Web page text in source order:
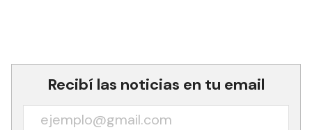
Recibí las noticias en tu email